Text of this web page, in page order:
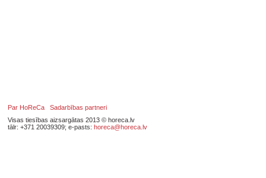
Par HoReCa
Sadarbības partneri
Visas tiesības aizsargātas 2013 © horeca.lv
tālr: +371 20039309; e-pasts: horeca@horeca.lv